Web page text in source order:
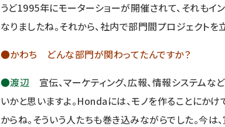
うど1995年にモーターショーが開催されて、それもイ
なりましたね。それから、社内で部門間プロジェクトを
●かわち どんな部門が関わってたんですか？
●渡辺 宣伝、マーケティング、広報、情報システムな
いかと思いますよ。Hondaには、モノを作ることにか
からね。そういう人たちも巻き込みながらでした。今